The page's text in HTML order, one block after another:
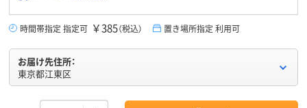
時間帯指定 指定可 ￥385（税込） 置き場所指定 利用可
お届け先住所：
東京都江東区